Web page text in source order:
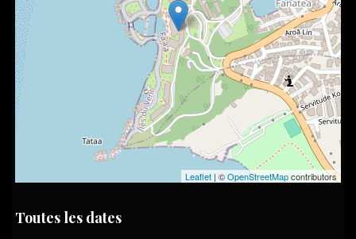
Leaflet| ©OpenStreetMapcontributors
Toutes les dates